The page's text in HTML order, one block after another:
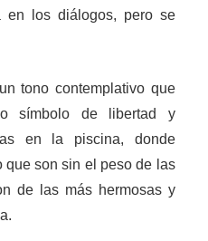
en los diálogos, pero se
tono contemplativo que
símbolo de libertad y
en la piscina, donde
que son sin el peso de las
de las más hermosas y